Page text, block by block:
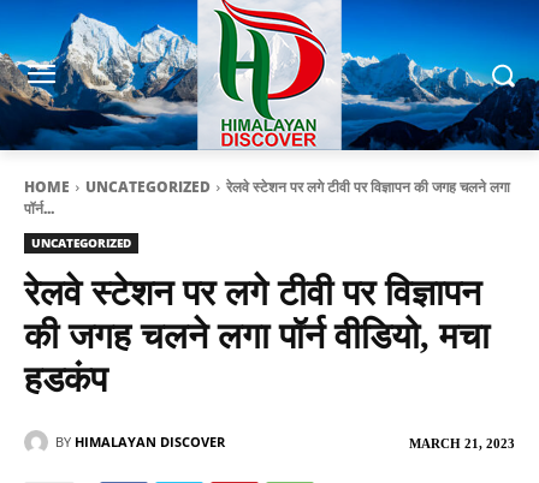
HOME UNCATEGORIZED
रेलवे स्टेशन पर लगे टीवी पर विज्ञापन की जगह चलने लगा
पॉर्न...
UNCATEGORIZED
रेलवे स्टेशन पर लगे टीवी पर विज्ञापन
की जगह चलने लगा पॉर्न वीडियो, मचा
हडकंप
MARCH 21, 2023
BY HIMALAYAN DISCOVER